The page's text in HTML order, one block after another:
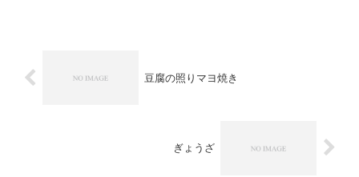
豆腐の照りマヨ焼き
ぎょうざ